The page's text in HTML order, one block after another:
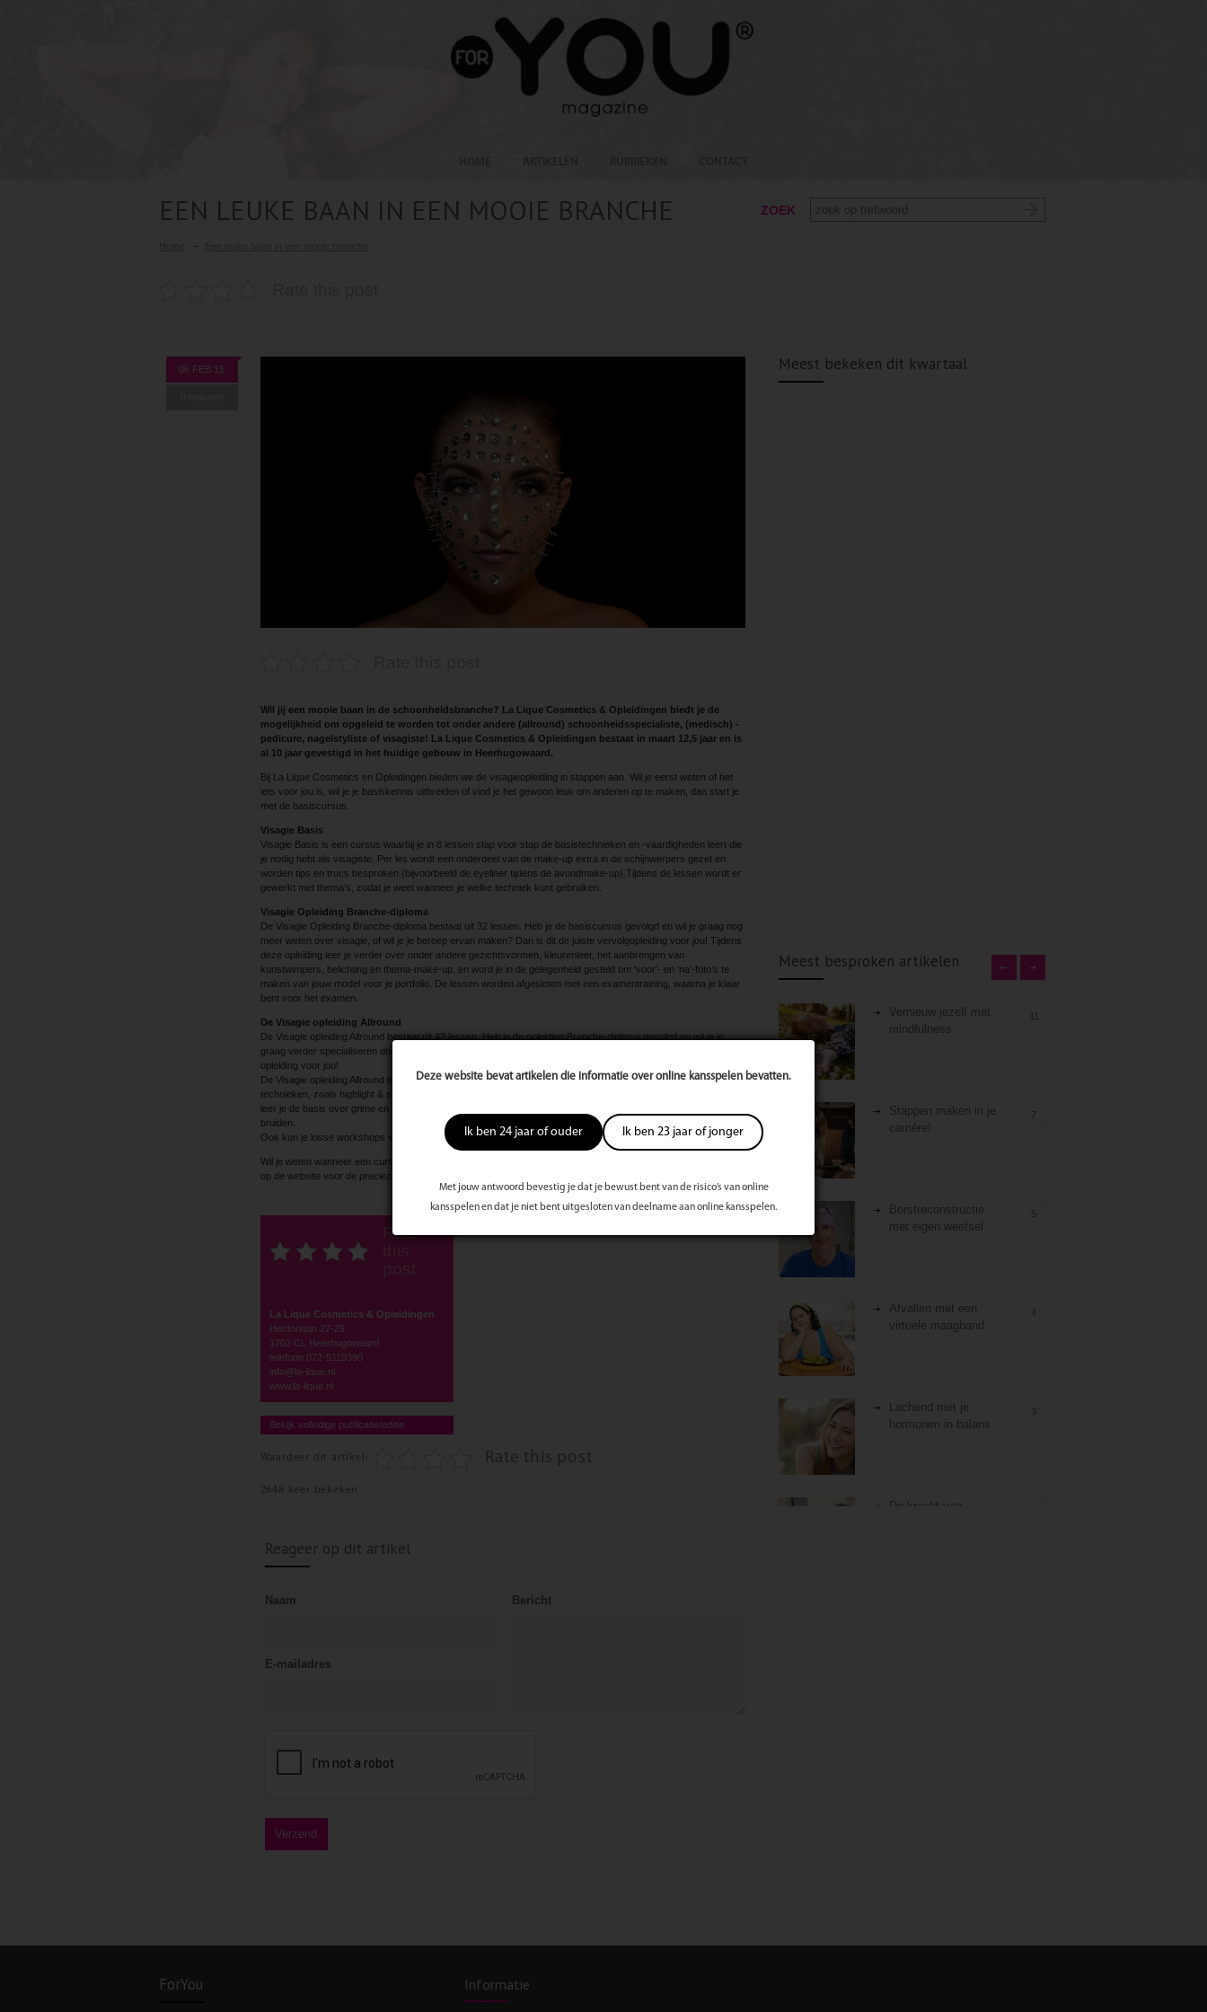
Deze website bevat artikelen die informatie over online kansspelen bevatten.
Ik ben 24 jaar of ouder Ik ben 23 jaar of jonger
Met jouw antwoord bevestig je dat je bewust bent van de risico’s van online
kansspelen en dat je niet bent uitgesloten van deelname aan online kansspelen.
EEN LEUKE BAAN IN EEN MOOIE BRANCHE ZOEK
06 FEB 15
Wil jij een mooie baan in de schoonheidsbranche? La Lique Cosmetics & Opleidingen biedt je de
mogelijkheid om opgeleid te worden tot onder andere (allround) schoonheidsspecialiste, (medisch) ­
pedicure, nagelstyliste of visagiste! La Lique Cosmetics & ­Opleidingen bestaat in maart 12,5 jaar en is
al 10 jaar gevestigd in het huidige gebouw in Heerhugowaard.
Bij La Lique Cosmetics en Opleidingen bieden we de ­visagieopleiding in stappen aan. Wil je eerst weten of het
iets voor jou is, wil je je basiskennis uitbreiden of vind je het gewoon leuk om anderen op te maken, dan start je
met de basiscursus.
Visagie Basis
Visagie Basis is een cursus waarbij je in 8 lessen stap voor stap de basistechnieken en -vaardigheden leert die
je nodig hebt als visagiste. Per les wordt een onderdeel van de make-up extra in de schijnwerpers gezet en
worden tips en trucs besproken (bijvoorbeeld de eyeliner tijdens de avondmake-up).Tijdens de lessen wordt er
gewerkt met thema’s, zodat je weet wanneer je welke techniek kunt gebruiken.
Visagie Opleiding Branche-diploma
De Visagie Opleiding Branche-diploma bestaat uit 32 lessen. Heb je de basiscursus gevolgd en wil je graag nog
meer weten over visagie, of wil je je beroep ervan maken? Dan is dit de juiste vervolgopleiding voor jou! Tijdens
deze opleiding leer je verder over onder andere gezichtsvormen, kleurenleer, het aanbrengen van
kunstwimpers, belichting en thema-make-up, en word je in de gelegenheid gesteld om ‘voor’- en ‘na’-foto’s te
maken van jouw model voor je portfolio. De lessen worden afgesloten met een examen­training, waarna je klaar
bent voor het examen.
De Visagie opleiding Allround
De Visagie opleiding Allround bestaat uit 42 lessen. Heb je de opleiding Branche-diploma gevolgd en wil je je
graag verder specialiseren door speciale technieken toe te passen tijdens de visagie, dan is dit de juiste
opleiding voor jou!
De Visagie opleiding Allround is een zeer uitgebreide opleiding, waarbij alles aan bod komt. Je leert verschillende
technieken, zoals highlight & shading, kleurenleer, belichting, gezichtsvormen, hairstyling enzovoort. Daarnaast
leer je de basis over grime en extra technieken, zoals travestiemake-up, gezichtsdecoraties en internationale
bruiden.
Ook kun je losse workshops volgen of bijvoorbeeld alleen het onderdeel ‘Grime en kinderschmink’.
Wil je weten wanneer een cursus begint of ben je geïnteresseerd in een losse workshop? Kijk dan vooral eens
op de website voor de precieze data.
Rate
La Lique Cosmetics & Opleidingen
Hectorlaan 27-29
1702 CL Heerhugowaard
telefoon 072-5119390
info@la-lique.nl
www.la-lique.nl
Bekijk volledige publicatie/editie
Waardeer dit artikel: Rate this post
2648 keer bekeken
Reageer op dit artikel
Naam
E-mailadres
Bericht
Meest bekeken dit kwartaal
Meest besproken artikelen
Vernieuw jezelf met
mindfulness
Stappen maken in je
carrière!
7
Borstreconstructie
met eigen weefsel
5
Afvallen met een
virtuele maagband
4
Lachend met je
hormonen in balans
3
De kracht van
ForYou Informatie